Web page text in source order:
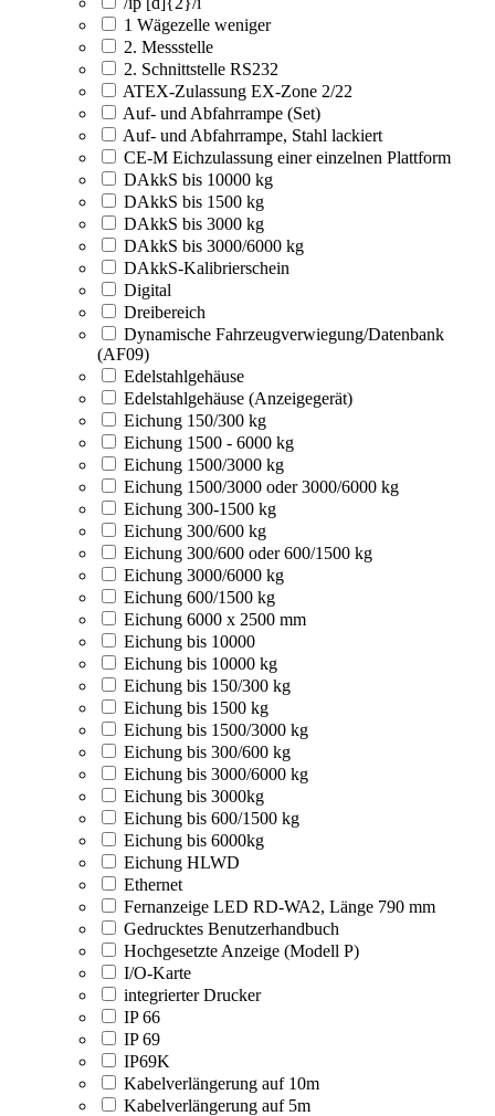
1 Wägezelle weniger
2. Messstelle
2. Schnittstelle RS232
ATEX-Zulassung EX-Zone 2/22
Auf- und Abfahrrampe (Set)
Auf- und Abfahrrampe, Stahl lackiert
CE-M Eichzulassung einer einzelnen Plattform
DAkkS bis 10000 kg
DAkkS bis 1500 kg
DAkkS bis 3000 kg
DAkkS bis 3000/6000 kg
DAkkS-Kalibrierschein
Digital
Dreibereich
Dynamische Fahrzeugverwiegung/Datenbank
(AF09)
Edelstahlgehäuse
Edelstahlgehäuse (Anzeigegerät)
Eichung 150/300 kg
Eichung 1500 - 6000 kg
Eichung 1500/3000 kg
Eichung 1500/3000 oder 3000/6000 kg
Eichung 300-1500 kg
Eichung 300/600 kg
Eichung 300/600 oder 600/1500 kg
Eichung 3000/6000 kg
Eichung 600/1500 kg
Eichung 6000 x 2500 mm
Eichung bis 10000
Eichung bis 10000 kg
Eichung bis 150/300 kg
Eichung bis 1500 kg
Eichung bis 1500/3000 kg
Eichung bis 300/600 kg
Eichung bis 3000/6000 kg
Eichung bis 3000kg
Eichung bis 600/1500 kg
Eichung bis 6000kg
Eichung HLWD
Ethernet
Fernanzeige LED RD-WA2, Länge 790 mm
Gedrucktes Benutzerhandbuch
Hochgesetzte Anzeige (Modell P)
I/O-Karte
integrierter Drucker
IP 66
IP 69
IP69K
Kabelverlängerung auf 10m
Kabelverlängerung auf 5m